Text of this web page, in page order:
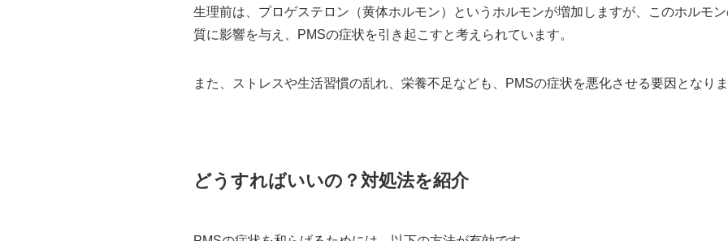
生理前は、プロゲステロン（黄体ホルモン）というホルモンが増加しますが、このホルモ
質に影響を与え、PMSの症状を引き起こすと考えられています。
また、ストレスや生活習慣の乱れ、栄養不足なども、PMSの症状を悪化させる要因となりま
どうすればいいの？対処法を紹介